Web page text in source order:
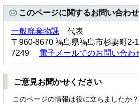
このページに関するお問い合わ
一般廃棄物課 代表
〒960-8670 福島県福島市杉妻町
7249 電子メールでのお問い合わ
ご意見お聞かせください
このページの情報は役に立ちましたか？